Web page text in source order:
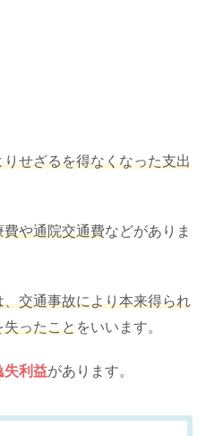
せざるを得なくなった支出
費や通院交通費などがありま
、交通事故により本来得られ
失ったことをいいます。
失利益があります。